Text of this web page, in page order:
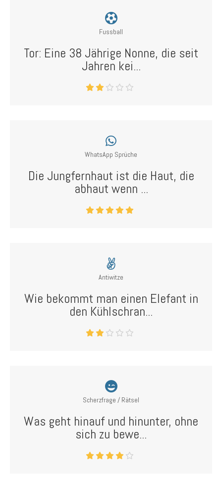
Fussball
Tor: Eine 38 Jährige Nonne, die seit
Jahren kei...
WhatsApp Sprüche
Die Jungfernhaut ist die Haut, die
abhaut wenn ...
Antiwitze
Wie bekommt man einen Elefant in
den Kühlschran...
Scherzfrage / Rätsel
Was geht hinauf und hinunter, ohne
sich zu bewe...